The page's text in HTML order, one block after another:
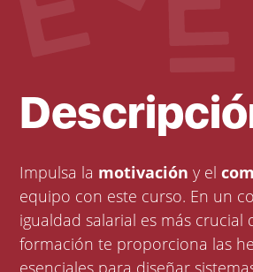
Impulsa la motivación y el
equipo con este curso. En un
igualdad salarial es más crucial
formación te proporciona las